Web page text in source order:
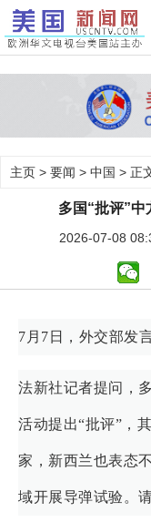
主页 > 要闻 > 中国 > 正
多国“批评”
2026-07-08
7月7日，外交部发
法新社记者提问，
活动提出“批评”，
家，新西兰也表态
域开展导弹试验。